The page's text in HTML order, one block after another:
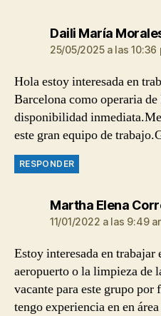
Daili María
25/05/2025 a las 10:36
Hola estoy interesada en
Barcelona como operaria
disponibilidad
este gran equipo de
RESPONDER
Martha Elena
11/01/2022 a las 9:49
Estoy interesada en
aeropuerto o la limpieza de
vacante para este grupo por
tengo experiencia en en